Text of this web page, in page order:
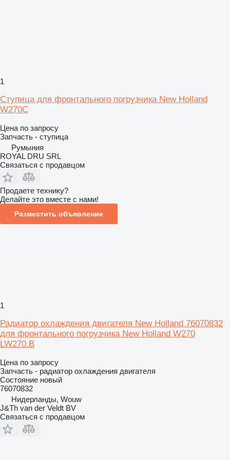
1
Ступица для фронтального погрузчика New Holland
W270C
Цена по запросу
Запчасть - ступица
Румыния
ROYAL DRU SRL
Связаться с продавцом
Продаете технику?
Делайте это вместе с нами!
Разместить объявление
1
Радиатор охлаждения двигателя New Holland 76070832
для фронтального погрузчика New Holland W270
LW270.B
Цена по запросу
Запчасть - радиатор охлаждения двигателя
Состояние новый
76070832
Нидерланды, Wouw
J&Th van der Veldt BV
Связаться с продавцом